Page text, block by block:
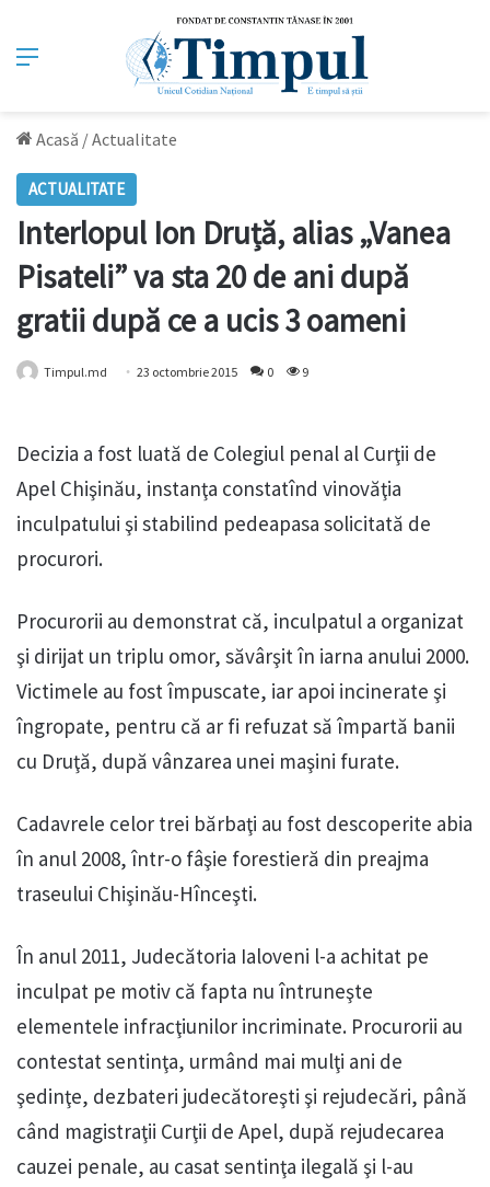
Meniu
Acasă /Actualitate
ACTUALITATE
Interlopul Ion Druță, alias „Vanea
Pisateli” va sta 20 de ani după
gratii după ce a ucis 3 oameni
Timpul.md 23 octombrie 2015 0 9
Decizia a fost luată de Colegiul penal al Curţii de
Apel Chişinău, instanţa constatînd vinovăţia
inculpatului şi stabilind pedeapasa solicitată de
procurori.
Procurorii au demonstrat că, inculpatul a organizat
şi dirijat un triplu omor, săvârşit în iarna anului 2000.
Victimele au fost împuscate, iar apoi incinerate şi
îngropate, pentru că ar fi refuzat să împartă banii
cu Druţă, după vânzarea unei maşini furate.
Cadavrele celor trei bărbaţi au fost descoperite abia
în anul 2008, într-o fâşie forestieră din preajma
traseului Chişinău-Hînceşti.
În anul 2011, Judecătoria Ialoveni l-a achitat pe
inculpat pe motiv că fapta nu întruneşte
elementele infracţiunilor incriminate. Procurorii au
contestat sentinţa, urmând mai mulţi ani de
şedinţe, dezbateri judecătoreşti şi rejudecări, până
când magistraţii Curţii de Apel, după rejudecarea
cauzei penale, au casat sentinţa ilegală şi l-au